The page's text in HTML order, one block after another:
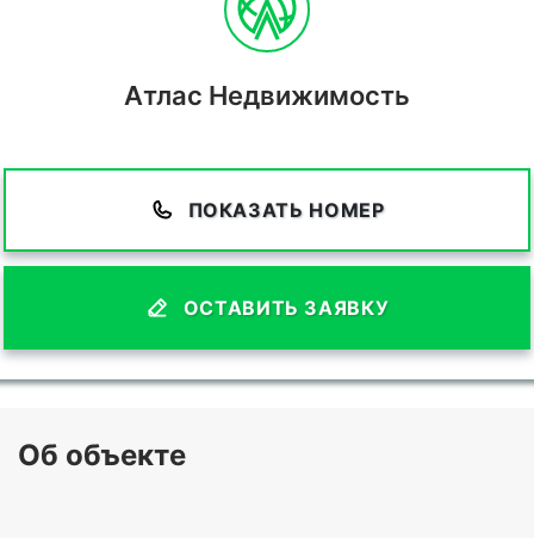
Атлас Недвижимость
ПОКАЗАТЬ НОМЕР
ОСТАВИТЬ ЗАЯВКУ
Об объекте